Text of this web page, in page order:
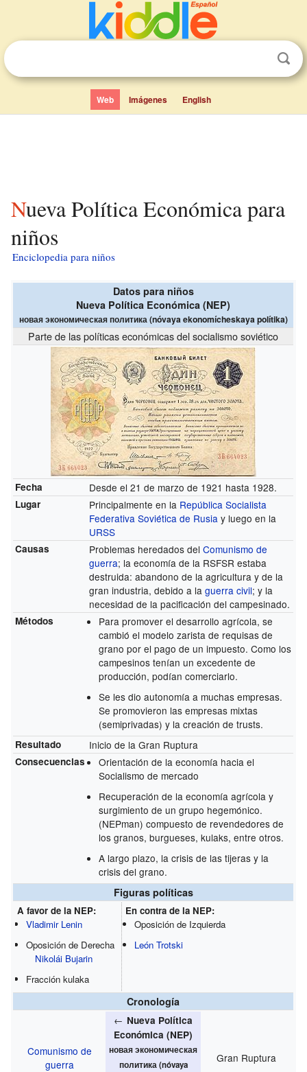
Web Imágenes English
Nueva Política Económica para
niños
Enciclopedia para niños
Datos para niños
Nueva Política Económica (NEP)
новая экономическая политика (nóvaya ekonomícheskaya polítika)
Parte de las políticas económicas del socialismo soviético
Fecha Desde el 21 de marzo de 1921 hasta 1928.
Lugar Principalmente en la República Socialista
Federativa Soviética de Rusia y luego en la
URSS
Causas Problemas heredados delComunismo de
guerra; la economía de la RSFSR estaba
destruida: abandono de la agricultura y de la
gran industria, debido a laguerra civil; y la
necesidad de la pacificación del campesinado.
Métodos
Para promover el desarrollo agrícola, se
cambió el modelo zarista de requisas de
grano por el pago de un impuesto. Como los
campesinos tenían un excedente de
producción, podían comerciarlo.
Se les dio autonomía a muchas empresas.
Se promovieron las empresas mixtas
(semiprivadas) y la creación de trusts.
Resultado Inicio de la Gran Ruptura
Consecuencias
Orientación de la economía hacia el
Socialismo de mercado
Recuperación de la economía agrícola y
surgimiento de un grupo hegemónico.
(NEPman) compuesto de revendedores de
los granos, burgueses, kulaks, entre otros.
A largo plazo, la crisis de las tijeras y la
crisis del grano.
Figuras políticas
A favor de la NEP:
Vladimir Lenin
Oposición de Derecha
Nikolái Bujarin
Fracción kulaka
En contra de la NEP:
Oposición de Izquierda
León Trotski
Cronología
Comunismo de
guerra
← Nueva Política
Económica (NEP)
новая экономическая
политика (nóvaya
Gran Ruptura